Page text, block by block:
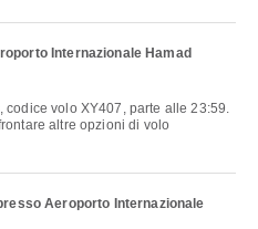
Internazionale Hamad
altre opzioni di volo
Aeroporto Internazionale